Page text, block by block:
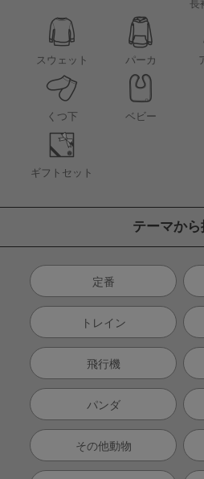
長
スウェット パーカ
くつ下 ベビー
ギフトセット
テーマから
定番
トレイン
飛行機
パンダ
その他動物